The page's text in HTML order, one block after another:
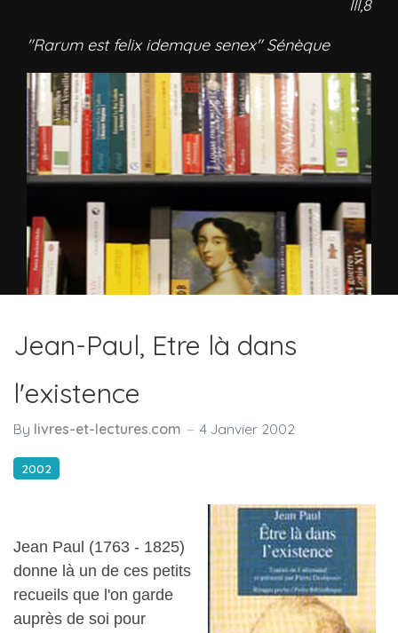
III,8
"Rarum est felix idemque senex" Sénèque
Jean-Paul, Etre là dans
l'existence
By livres-et-lectures.com 4 Janvier 2002
2002
Jean Paul (1763 - 1825)
donne là un de ces petits
recueils que l'on garde
auprès de soi pour